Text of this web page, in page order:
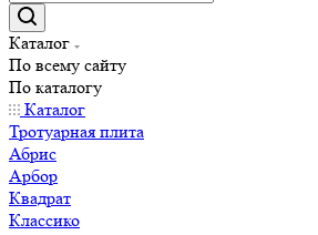
Каталог
По всему сайту
По каталогу
Каталог
Тротуарная плита
Абрис
Арбор
Квадрат
Классико